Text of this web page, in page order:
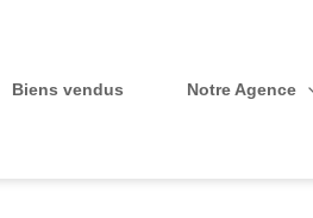
Biens vendus Notre Agence